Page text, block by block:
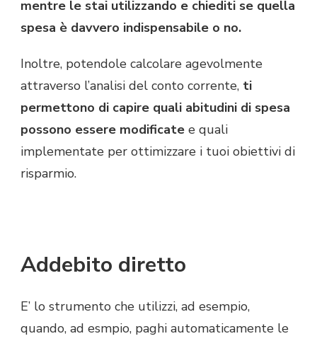
mentre le stai utilizzando e chiediti se quella
spesa è davvero indispensabile o no.
Inoltre, potendole calcolare agevolmente
attraverso l’analisi del conto corrente, ti
permettono di capire quali abitudini di spesa
possono essere modificate e quali
implementate per ottimizzare i tuoi obiettivi di
risparmio.
Addebito diretto
E’ lo strumento che utilizzi, ad esempio,
quando, ad esmpio, paghi automaticamente le